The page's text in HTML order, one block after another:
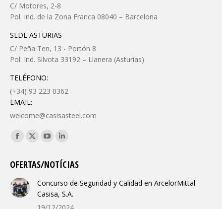
C/ Motores, 2-8
Pol. Ind. de la Zona Franca 08040 – Barcelona
SEDE ASTURIAS
C/ Peña Ten, 13 - Portón 8
Pol. Ind. Silvota 33192 – Llanera (Asturias)
TELÉFONO:
(+34) 93 223 0362
EMAIL:
welcome@casisasteel.com
Encuéntranos en:
Facebook
opens
in
new
window
X
opens
new
window
YouTube
opens
in
new
window
Linkedin
opens
in
new
window
OFERTAS/NOTÍCIAS
Concurso de Seguridad y Calidad en ArcelorMittal
Casisa, S.A.
19/12/2024